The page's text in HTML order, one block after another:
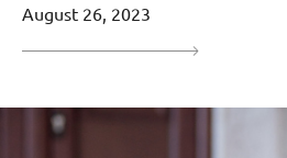
August 26, 2023